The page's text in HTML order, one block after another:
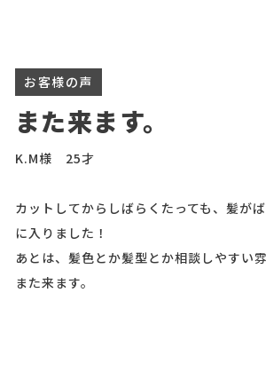
お客様の声
また来ます。
K.M様 25才
カットしてからしばらくたっても、髪が
に入りました！
あとは、髪色とか髪型とか相談しやすい
また来ます。